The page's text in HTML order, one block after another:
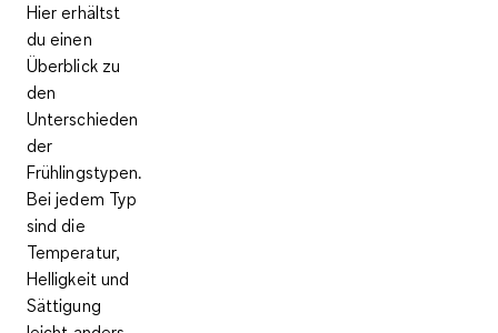
Hier erhältst
du einen
Überblick zu
den
Unterschieden
der
Frühlingstypen.
Bei jedem Typ
sind die
Temperatur,
Helligkeit und
Sättigung